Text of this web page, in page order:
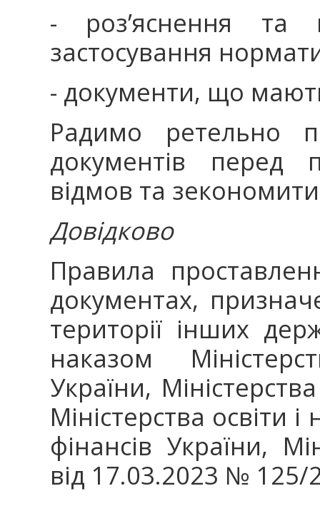
- роз’яснення та
застосування
- документи, що
Радимо ретельно
документів перед
відмов та
Довідково
Правила
документах,
території інших
наказом
України,
Міністерства освіти
фінансів України,
від 17.03.2023 №